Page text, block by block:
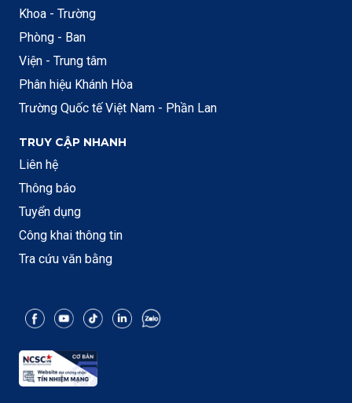
Khoa - Trường
Phòng - Ban
Viện - Trung tâm
Phân hiệu Khánh Hòa
Trường Quốc tế Việt Nam - Phần Lan
TRUY CẬP NHANH
Liên hệ
Thông báo
Tuyển dụng
Công khai thông tin
Tra cứu văn bằng